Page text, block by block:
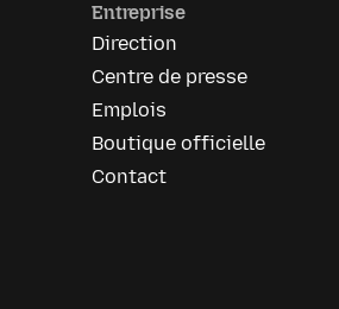
Entreprise
Direction
Centre de presse
Emplois
Boutique officielle
Contact